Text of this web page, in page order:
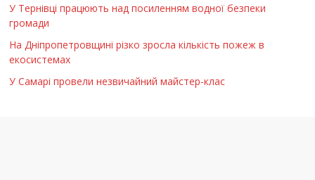
У Тернівці працюють над посиленням водної безпеки
громади
На Дніпропетровщині різко зросла кількість пожеж в
екосистемах
У Самарі провели незвичайний майстер-клас